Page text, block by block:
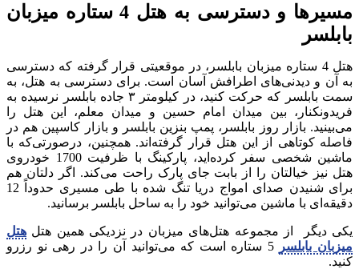
مسیرها و دسترسی به هتل 4 ستاره میزبان
بابلسر
هتل 4 ستاره میزبان بابلسر، در موقعیتی قرار گرفته که دسترسی
به آن و دیدنی‌های اطرافش آسان است. برای دسترسی به هتل، به
سمت بابلسر که حرکت کنید، در کیلومتر ۳ جاده بابلسر نرسیده به
فریدونکنار، بین میدان امام حسین و میدان معلم، این هتل را
می‌بینید. بازار روز بابلسر، پمپ بنزین بابلسر و بازار کاسپین هم در
فاصله کوتاهی از این هتل قرار گرفته‌اند. همچنین، درصورتی‌که با
ماشین شخصی سفر کرده‌اید، پارکینگ با ظرفیت 1700 خودروی
هتل نیز خیالتان را از بابت جای پارک راحت می‌کند. اگر دلتان هم
برای شنیدن صدای امواج دریا تنگ شده با طی مسیری حدوداً 12
دقیقه‌ای با ماشین می‌توانید خود را به ساحل بابلسر برسانید.
یکی دیگر از مجموعه هتل‌های میزبان در نزدیکی همین هتل هتل
میزبان بابلسر
5 ستاره است که می‌توانید آن را در رهی نو رزرو
کنید.